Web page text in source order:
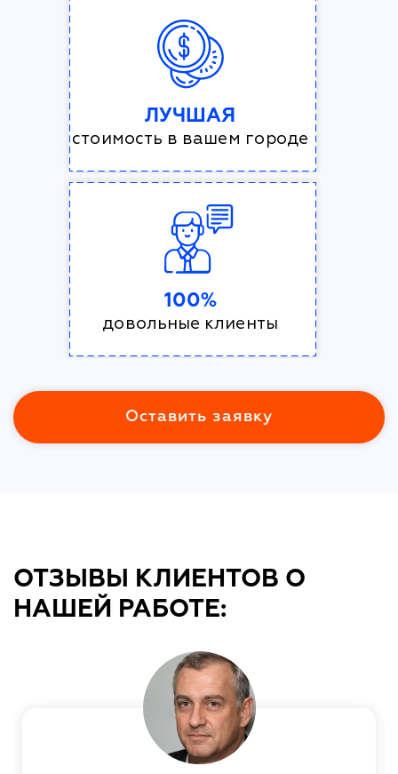
ЛУЧШАЯ
стоимость в вашем городе
100%
довольные клиенты
Оставить заявку
ОТЗЫВЫ КЛИЕНТОВ О
НАШЕЙ РАБОТЕ: